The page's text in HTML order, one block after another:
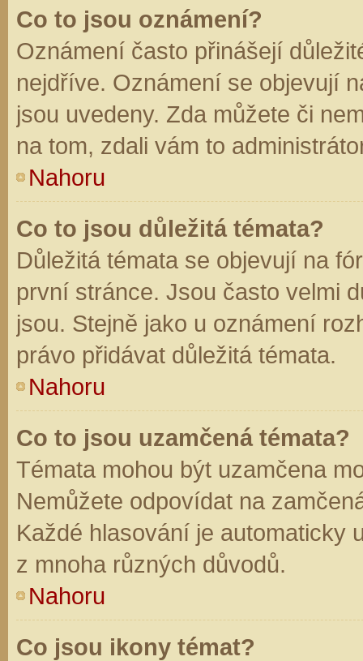
Co to jsou oznámení?
Oznámení často přinášejí
nejdříve. Oznámení se objevují
jsou uvedeny. Zda můžete či
na tom, zdali vám to
Nahoru
Co to jsou důležitá témata?
Důležitá témata se objevují na
první stránce. Jsou často velmi
jsou. Stejně jako u oznámení
právo přidávat důležitá témata.
Nahoru
Co to jsou uzamčená témata?
Témata mohou být uzamčena
Nemůžete odpovídat na
Každé hlasování je automaticky
z mnoha různých důvodů.
Nahoru
Co jsou ikony témat?